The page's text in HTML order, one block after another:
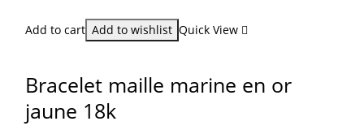
Add to cart Add to wishlist Quick View
Bracelet maille marine en or
jaune 18k